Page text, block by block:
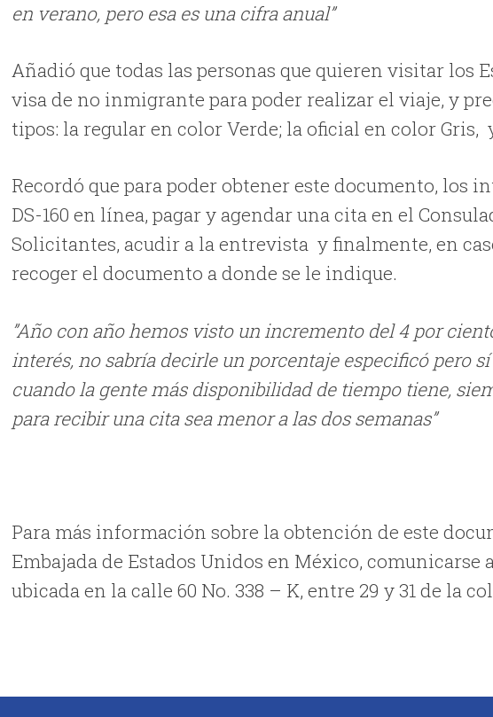
en verano, pero esa es una cifra anual”
Añadió que todas las personas que quieren visitar los
visa de no inmigrante para poder realizar el viaje, y
tipos: la regular en color Verde; la oficial en color
Recordó que para poder obtener este documento, los
DS-160 en línea, pagar y agendar una cita en el
Solicitantes, acudir a la entrevista y finalmente, en
recoger el documento a donde se le indique.
”Año con año hemos visto un incremento del 4 por
interés, no sabría decirle un porcentaje especificó pero
cuando la gente más disponibilidad de tiempo tiene,
para recibir una cita sea menor a las dos semanas”
Para más información sobre la obtención de este
Embajada de Estados Unidos en México, comunicarse
ubicada en la calle 60 No. 338 – K, entre 29 y 31 de la